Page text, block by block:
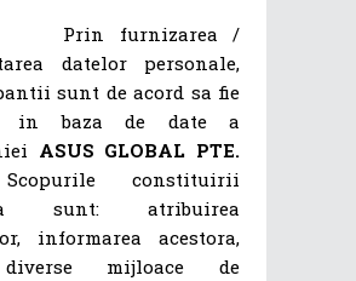
furnizarea /
datelor personale,
sunt de acord sa fie
in baza de date a
ASUS GLOBAL PTE.
constituirii
sunt: atribuirea
informarea acestora,
mijloace de